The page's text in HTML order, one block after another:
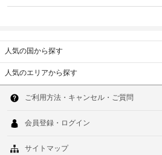
し
WiFi
(無
料)
ど
使
(近
隣)
レ
ン
深
夜
0
時
施
の
め
な
ら
せ
可
動
ベ
ド
人気の国から探す
韓
国
人気のエリアから探す
ウ